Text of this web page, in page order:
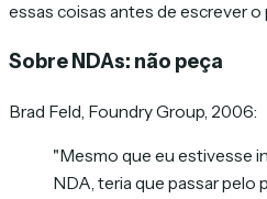
essas coisas antes de escrever o
Sobre NDAs: não peça
Brad Feld, Foundry Group, 2006:
"Mesmo que eu estivesse
NDA, teria que passar pelo